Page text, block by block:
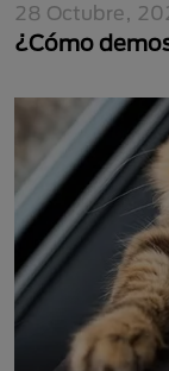
28 Octubre,
¿Cómo